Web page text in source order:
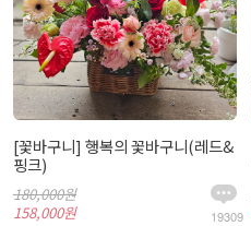
[꽃바구니] 행복의 꽃바구니(레드&
핑크)
180,000원
158,000원
19309